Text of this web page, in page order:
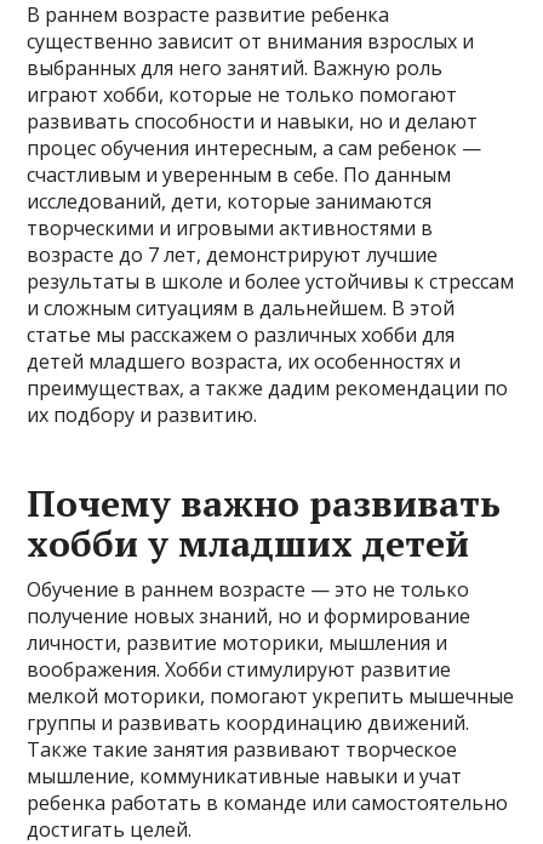
В раннем возрасте развитие ребенка
существенно зависит от внимания взрослых и
выбранных для него занятий. Важную роль
играют хобби, которые не только помогают
развивать способности и навыки, но и делают
процес обучения интересным, а сам ребенок —
счастливым и уверенным в себе. По данным
исследований, дети, которые занимаются
творческими и игровыми активностями в
возрасте до 7 лет, демонстрируют лучшие
результаты в школе и более устойчивы к стрессам
и сложным ситуациям в дальнейшем. В этой
статье мы расскажем о различных хобби для
детей младшего возраста, их особенностях и
преимуществах, а также дадим рекомендации по
их подбору и развитию.
Почему важно развивать
хобби у младших детей
Обучение в раннем возрасте — это не только
получение новых знаний, но и формирование
личности, развитие моторики, мышления и
воображения. Хобби стимулируют развитие
мелкой моторики, помогают укрепить мышечные
группы и развивать координацию движений.
Также такие занятия развивают творческое
мышление, коммуникативные навыки и учат
ребенка работать в команде или самостоятельно
достигать целей.